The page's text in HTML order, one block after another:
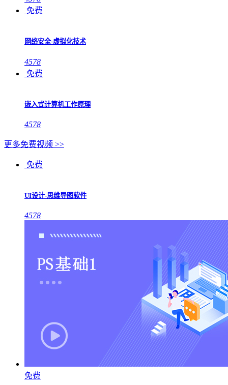
免费
网络安全-虚拟化技术
4578
免费
嵌入式计算机工作原理
4578
更多免费视频 >>
免费
UI设计-思维导图软件
4578
免费